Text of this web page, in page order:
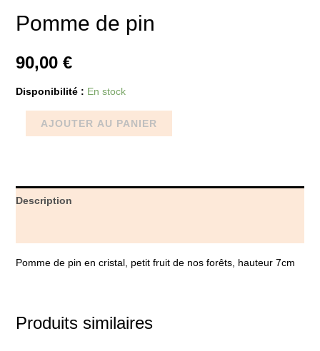
Pomme de pin
90,00 €
Disponibilité : En stock
AJOUTER AU PANIER
Description
Pomme de pin en cristal, petit fruit de nos forêts, hauteur 7cm
Produits similaires